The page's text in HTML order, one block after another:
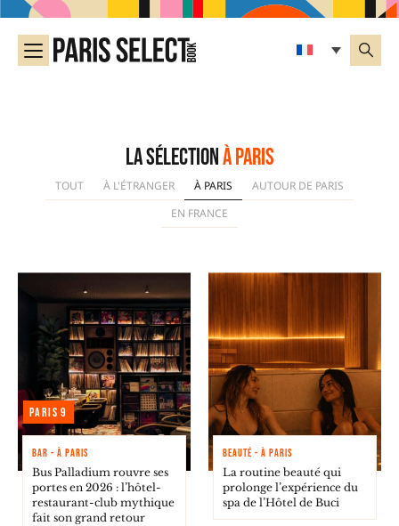
La sélectionÀ Paris
TOUT À L'ÉTRANGER À PARIS
AUTOUR DE PARIS
EN FRANCE
Paris 9
BAR - À PARIS
Bus Palladium rouvre ses
portes en 2026 : l’hôtel-
restaurant-club mythique
fait son grand retour
BEAUTÉ - À PARIS
La routine beauté qui
prolonge l’expérience du
spa de l’Hôtel de Buci